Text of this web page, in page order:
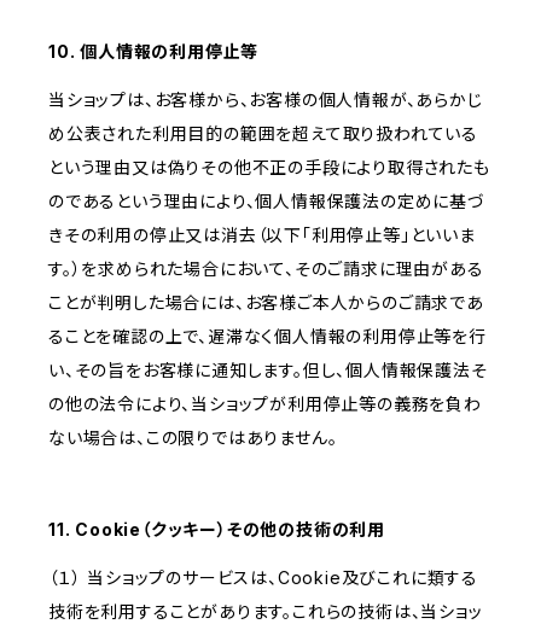
10. 個人情報の利用停止等
当ショップは、お客様から、お客様の個人情報が、あらかじ
め公表された利用目的の範囲を超えて取り扱われている
という理由又は偽りその他不正の手段により取得されたも
のであるという理由により、個人情報保護法の定めに基づ
きその利用の停止又は消去（以下「利用停止等」といいま
す。）を求められた場合において、そのご請求に理由がある
ことが判明した場合には、お客様ご本人からのご請求であ
ることを確認の上で、遅滞なく個人情報の利用停止等を行
い、その旨をお客様に通知します。但し、個人情報保護法そ
の他の法令により、当ショップが利用停止等の義務を負わ
ない場合は、この限りではありません。
11. Cookie（クッキー）その他の技術の利用
（１） 当ショップのサービスは、Cookie及びこれに類する
技術を利用することがあります。これらの技術は、当ショッ